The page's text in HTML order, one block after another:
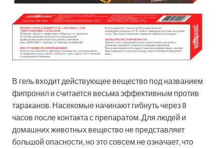
В гель входит действующее вещество под названием
фипронил и считается весьма эффективным против
тараканов. Насекомые начинают гибнуть через 8
часов после контакта с препаратом. Для людей и
домашних животных вещество не представляет
большой опасности, но это совсем не означает, что